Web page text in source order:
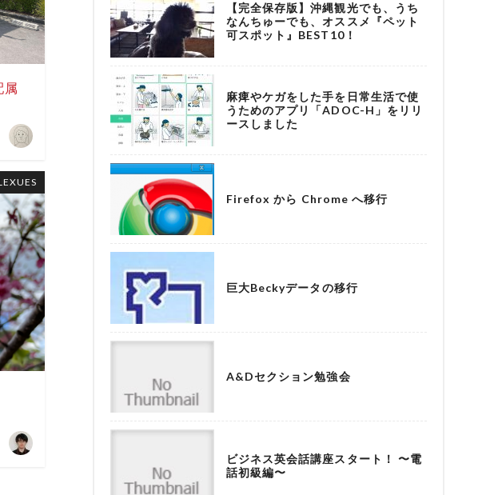
属
【完全保存版】沖縄観光でも、うち
なんちゅーでも、オススメ『ペット
可スポット』BEST10！
麻痺やケガをした手を日常生活で使
うためのアプリ「ADOC-H」をリリ
ースしました
Firefox から Chrome へ移行
巨大Beckyデータの移行
A&Dセクション勉強会
ビジネス英会話講座スタート！ 〜電
話初級編〜